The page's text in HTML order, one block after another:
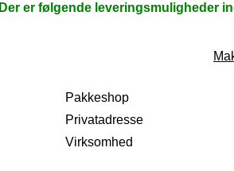
Der er følgende leveringsmuligheder
Pakkeshop
Privatadresse
Virksomhed